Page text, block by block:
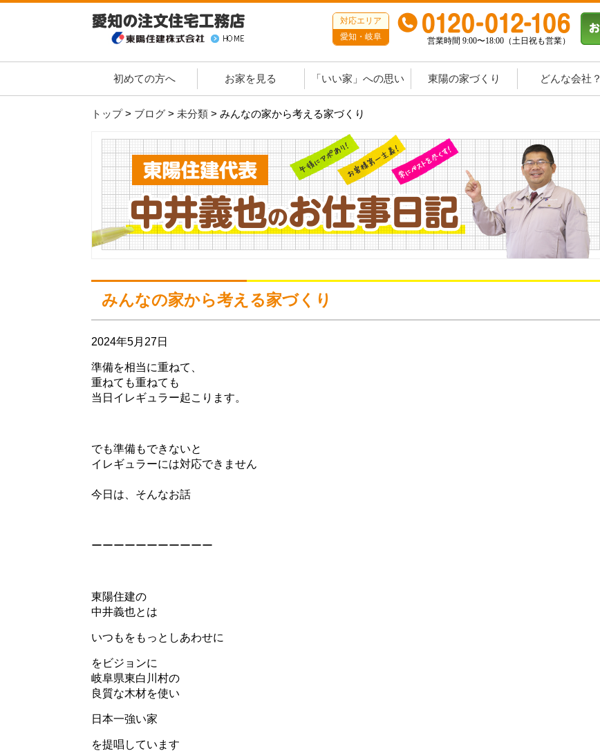
対応エリア
愛知・岐阜
営業時間 9:00〜18:00（土日祝も営業）
初めての方へ お家を見る 「いい家」への思い 東陽の家づくり どんな会社？
トップ> ブログ > 未分類 > みんなの家から考える家づくり
みんなの家から考える家づくり
2024年5月27日
準備を相当に重ねて、
重ねても重ねても
当日イレギュラー起こります。
でも準備もできないと
イレギュラーには対応できません
今日は、そんなお話
ーーーーーーーーーーー
東陽住建の
中井義也とは
いつもをもっとしあわせに
をビジョンに
岐阜県東白川村の
良質な木材を使い
日本一強い家
を提唱しています